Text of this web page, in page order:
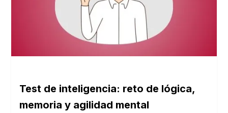
Test de inteligencia: reto de lógica,
memoria y agilidad mental